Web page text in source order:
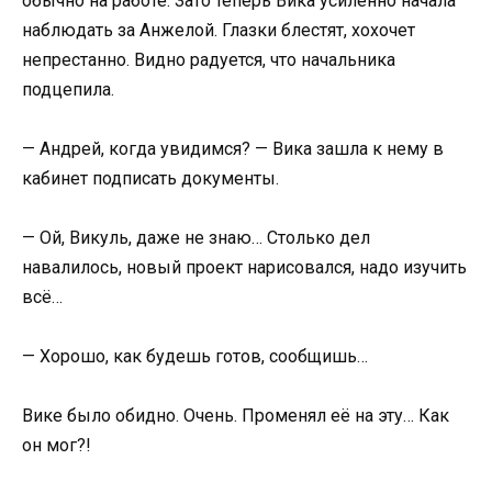
наблюдать за Анжелой. Глазки блестят, хохочет
непрестанно. Видно радуется, что начальника
подцепила.
— Андрей, когда увидимся? — Вика зашла к нему в
кабинет подписать документы.
— Ой, Викуль, даже не знаю… Столько дел
навалилось, новый проект нарисовался, надо изучить
всё…
— Хорошо, как будешь готов, сообщишь…
Вике было обидно. Очень. Променял её на эту… Как
он мог?!